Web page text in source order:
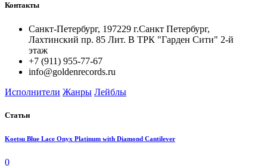
Контакты
Санкт-Петербург, 197229 г.Санкт Петербург,
Лахтинский пр. 85 Лит. B ТРК "Гарден Сити" 2-й
этаж
+7 (911) 955-77-67
info@goldenrecords.ru
Исполнители Жанры Лейблы
Статьи
Koetsu Blue Lace Onyx Platinum with Diamond Cantilever
0